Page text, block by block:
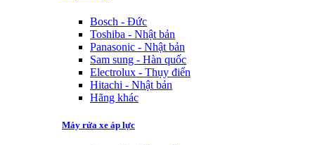
Bosch - Đức
Toshiba - Nhật bản
Panasonic - Nhật bản
Sam sung - Hàn quốc
Electrolux - Thụy điển
Hitachi - Nhật bản
Hãng khác
Máy rửa xe áp lực